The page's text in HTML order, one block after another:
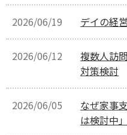
2026/06/19 デイの経
2026/06/12
複数人訪
対策検討
2026/06/05
なぜ家事
は検討中」